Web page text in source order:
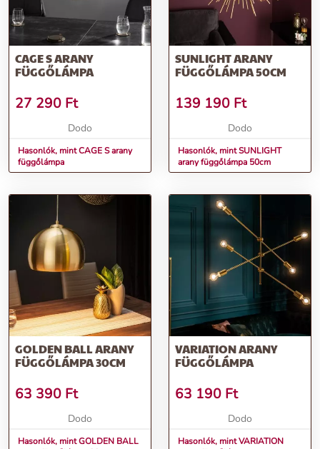
CAGE S ARANY
FÜGGŐLÁMPA
27 290 Ft
Dodo
Hasonlók, mint CAGE S arany
függőlámpa
SUNLIGHT ARANY
FÜGGŐLÁMPA 50CM
139 190 Ft
Dodo
Hasonlók, mint SUNLIGHT
arany függőlámpa 50cm
GOLDEN BALL ARANY
FÜGGŐLÁMPA 30CM
63 390 Ft
Dodo
Hasonlók, mint GOLDEN BALL
VARIATION ARANY
FÜGGŐLÁMPA
63 190 Ft
Dodo
Hasonlók, mint VARIATION